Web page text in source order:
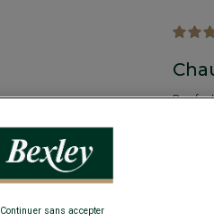
Continuer sans accepter